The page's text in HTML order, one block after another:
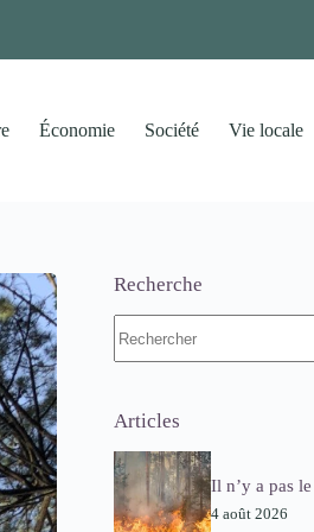
Économie Société Vie locale
Recherche
résultat
Articles
Il n’y a pas
4 août 2026